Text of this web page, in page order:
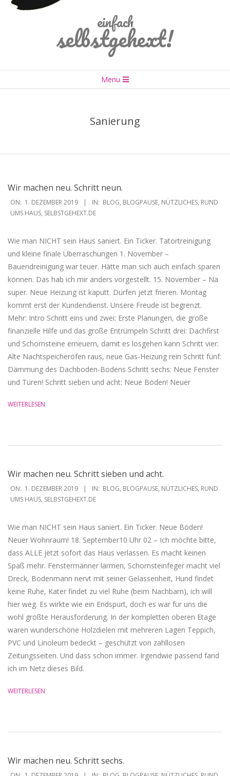
einfach
selbstgehext!
Navigation
Menu
Sanierung
Wir machen neu. Schritt neun.
2019-
12-
ON: 1. DEZEMBER 2019 IN: BLOG, BLOGPAUSE, NÜTZLICHES, RUND
UMS HAUS, SELBSTGEHEXT.DE
Wie man NICHT sein Haus saniert. Ein Ticker. Tatortreinigung
und kleine finale Überraschungen 1. November –
Bauendreinigung war teuer. Hätte man sich auch einfach sparen
können. Das hab ich mir anders vorgestellt. 15. November – Na
super. Neue Heizung ist kaputt. Dürfen jetzt frieren. Montag
kommt erst der Kundendienst. Unsere Freude ist begrenzt.
Mehr: Intro Schritt eins und zwei: Erste Planungen, die große
finanzielle Hilfe und das große Entrümpeln Schritt drei: Dachfirst
und Schornsteine erneuern, damit es losgehen kann Schritt vier:
Alte Nachtspeicheröfen raus, neue Gas-Heizung rein Schritt fünf:
Dämmung des Dachboden-Bodens Schritt sechs: Neue Fenster
und Türen! Schritt sieben und acht: Neue Böden! Neuer
WEITERLESEN
Wir machen neu. Schritt sieben und acht.
2019-
12-
ON: 1. DEZEMBER 2019 IN: BLOG, BLOGPAUSE, NÜTZLICHES, RUND
UMS HAUS, SELBSTGEHEXT.DE
Wie man NICHT sein Haus saniert. Ein Ticker. Neue Böden!
Neuer Wohnraum! 18. September10 Uhr 02 – Ich möchte bitte,
dass ALLE jetzt sofort das Haus verlassen. Es macht keinen
Spaß mehr. Fenstermänner lärmen, Schornsteinfeger macht viel
Dreck, Bodenmann nervt mit seiner Gelassenheit, Hund findet
keine Ruhe, Kater findet zu viel Ruhe (beim Nachbarn), ich will
hier weg. Es wirkte wie ein Endspurt, doch es war für uns die
wohl größte Herausforderung. In der kompletten oberen Etage
waren wunderschöne Holzdielen mit mehreren Lagen Teppich,
PVC und Linoleum bedeckt – geschützt von zahllosen
Zeitungsseiten. Und dass schon immer. Irgendwie passend fand
ich im Netz dieses Bild.
WEITERLESEN
Wir machen neu. Schritt sechs.
2019-